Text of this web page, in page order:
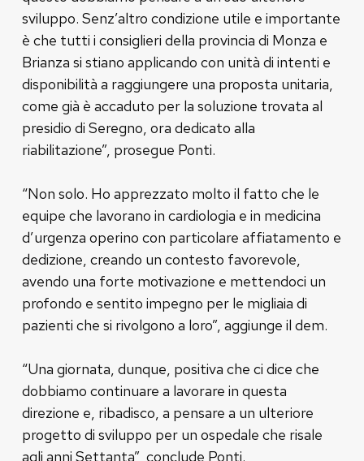
sviluppo. Senz’altro condizione utile e importante
è che tutti i consiglieri della provincia di Monza e
Brianza si stiano applicando con unità di intenti e
disponibilità a raggiungere una proposta unitaria,
come già è accaduto per la soluzione trovata al
presidio di Seregno, ora dedicato alla
riabilitazione”, prosegue Ponti.
“Non solo. Ho apprezzato molto il fatto che le
equipe che lavorano in cardiologia e in medicina
d’urgenza operino con particolare affiatamento e
dedizione, creando un contesto favorevole,
avendo una forte motivazione e mettendoci un
profondo e sentito impegno per le migliaia di
pazienti che si rivolgono a loro”, aggiunge il dem.
“Una giornata, dunque, positiva che ci dice che
dobbiamo continuare a lavorare in questa
direzione e, ribadisco, a pensare a un ulteriore
progetto di sviluppo per un ospedale che risale
agli anni Settanta”, conclude Ponti.